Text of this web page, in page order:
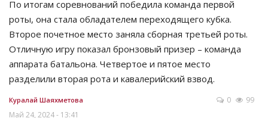
По итогам соревнований победила команда первой
роты, она стала обладателем переходящего кубка.
Второе почетное место заняла сборная третьей роты.
Отличную игру показал бронзовый призер – команда
аппарата батальона. Четвертое и пятое место
разделили вторая рота и кавалерийский взвод.
Куралай Шаяхметова
Май 24, 2024 - 13:41
0 99